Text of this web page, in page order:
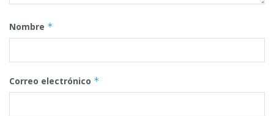
Nombre *
Correo electrónico *